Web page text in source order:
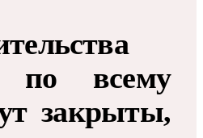
по всему
закрыты,